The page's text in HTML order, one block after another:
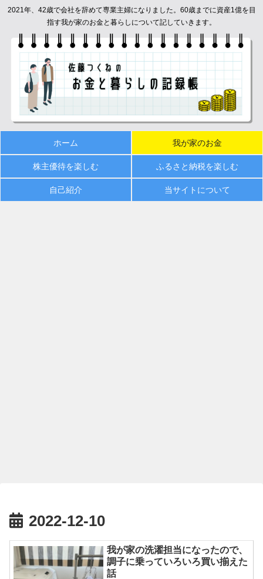
2021年、42歳で会社を辞めて専業主婦になりました。60歳までに資産1億を目
指す我が家のお金と暮らしについて記していきます。
ホーム 我が家のお金
株主優待を楽しむ ふるさと納税を楽しむ
自己紹介 当サイトについて
2022-12-10
我が家の洗濯担当になったので、
調子に乗っていろいろ買い揃えた
話